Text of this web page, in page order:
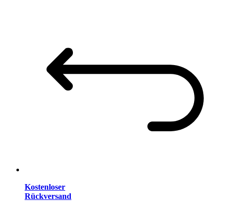
Kostenloser
Rückversand